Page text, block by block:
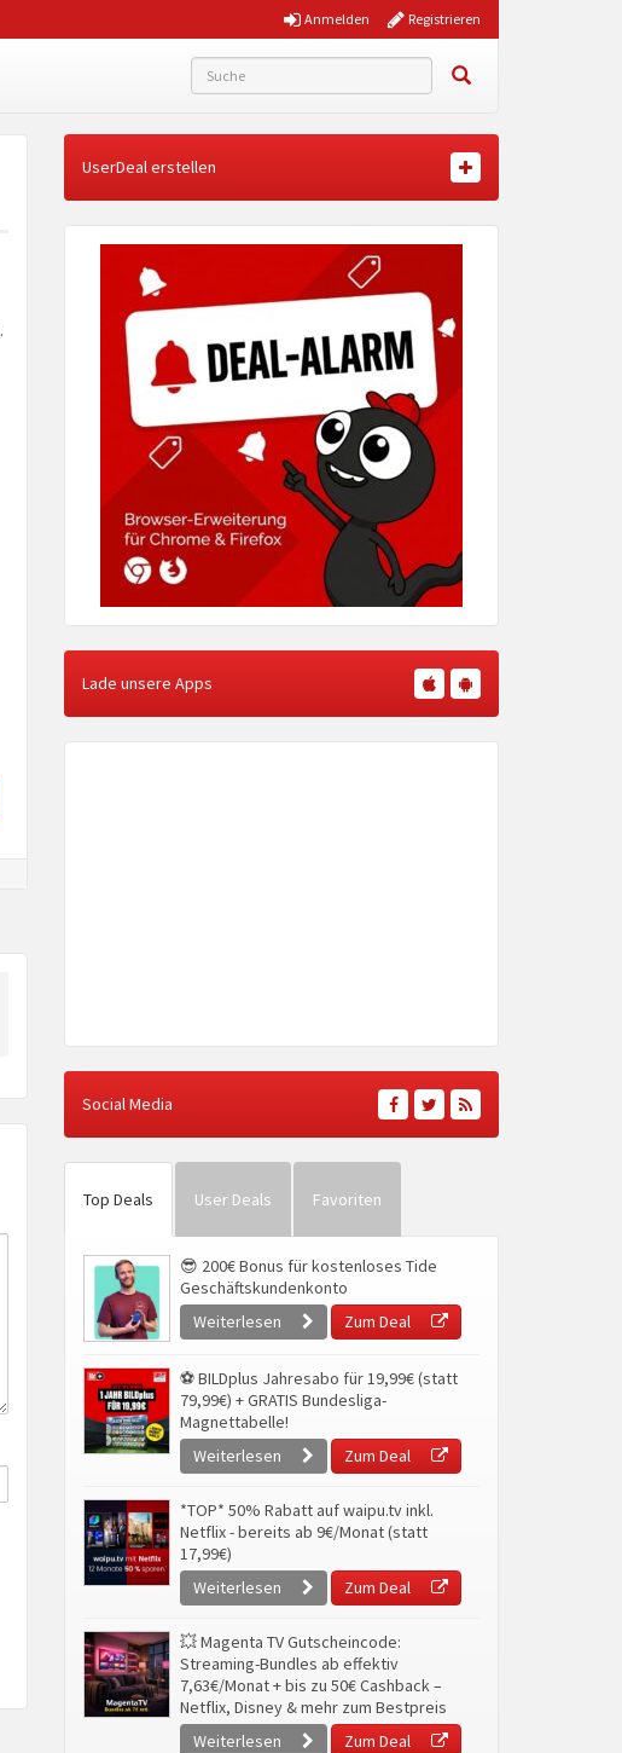
Registrieren
Anmelden
.
UserDeal erstellen
Lade unsere Apps
Social Media
Top Deals User Deals Favoriten
😎 200€ Bonus für kostenloses Tide
Geschäftskundenkonto
Weiterlesen
Zum Deal
⚽ BILDplus Jahresabo für 19,99€ (statt
79,99€) + GRATIS Bundesliga-
Magnettabelle!
Weiterlesen
Zum Deal
*TOP* 50% Rabatt auf waipu.tv inkl.
Netflix - bereits ab 9€/Monat (statt
17,99€)
Weiterlesen
Zum Deal
💥 Magenta TV Gutscheincode:
Streaming-Bundles ab effektiv
7,63€/Monat + bis zu 50€ Cashback –
Netflix, Disney & mehr zum Bestpreis
Weiterlesen
Zum Deal